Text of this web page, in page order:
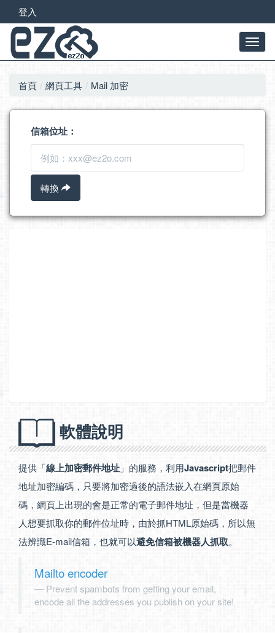
登入
首頁 網頁工具 Mail 加密
信箱位址：
轉換
軟體說明
提供「線上加密郵件地址 」的服務，利用Javascript把郵件
地址加密編碼，只要將加密過後的語法嵌入在網頁原始
碼，網頁上出現的會是正常的電子郵件地址，但是當機器
人想要抓取你的郵件位址時，由於抓HTML原始碼，所以無
法辨識E-mail信箱，也就可以避免信箱被機器人抓取。
Mailto encoder
Prevent spambots from getting your email,
encode all the addresses you publish on your site!